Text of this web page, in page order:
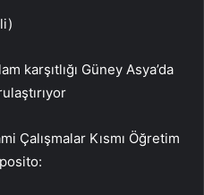
karşıtlığı Güney Asya’da
Çalışmalar Kısmı Öğretim